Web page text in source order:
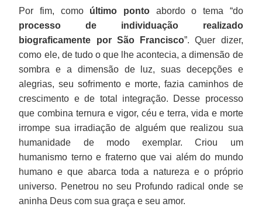
Por fim, como último ponto abordo o tema “do
processo de individuação realizado
biograficamente por São Francisco”. Quer dizer,
como ele, de tudo o que lhe acontecia, a dimensão de
sombra e a dimensão de luz, suas decepções e
alegrias, seu sofrimento e morte, fazia caminhos de
crescimento e de total integração. Desse processo
que combina ternura e vigor, céu e terra, vida e morte
irrompe sua irradiação de alguém que realizou sua
humanidade de modo exemplar. Criou um
humanismo terno e fraterno que vai além do mundo
humano e que abarca toda a natureza e o próprio
universo. Penetrou no seu Profundo radical onde se
aninha Deus com sua graça e seu amor.